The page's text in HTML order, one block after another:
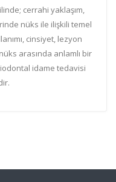
cerrahi yaklaşım,
nüks ile ilişkili temel
cinsiyet, lezyon
arasında anlamlı bir
idame tedavisi